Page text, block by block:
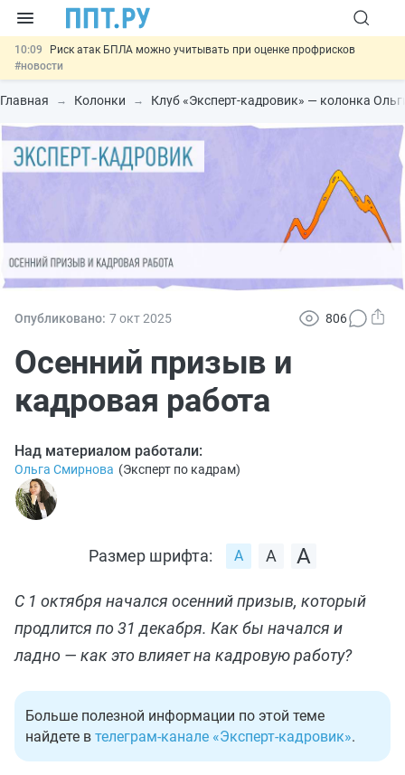
10:09
Риск атак БПЛА можно учитывать при оценке профрисков
#новости
00:01
6 августа: важные документы, вступающие в силу сегодня
#новости
сбережений
05.08 Мигрантам с судимостью запретят получать ВНЖ и
гражданство: закон подписан#новости
Подписан закон об упрощении госзакупок по 44-ФЗ
Главная Колонки Клуб «Эксперт-кадровик» — колонка
Опубликовано: 7 окт2025 806
Осенний призыв и
кадровая работа
Над материалом работали:
Ольга Смирнова (Эксперт по кадрам)
Размер шрифта:
С 1 октября начался осенний призыв, который
продлится по 31 декабря. Как бы начался и
ладно — как это влияет на кадровую работу?
Больше полезной информации по этой теме
найдете в телеграм-канале «Эксперт-кадровик».